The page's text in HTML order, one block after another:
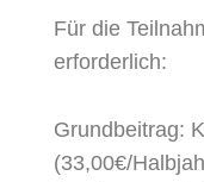
Für die
erforderlich:
Grundbeitrag:
(33,00€/